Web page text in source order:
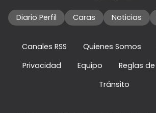
Diario Perfil Caras Noticias
Canales RSS Quienes Somos
Privacidad
Equipo
Reglas
Tránsito